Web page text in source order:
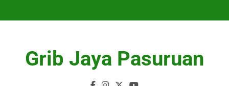
Grib Jaya Pasuruan